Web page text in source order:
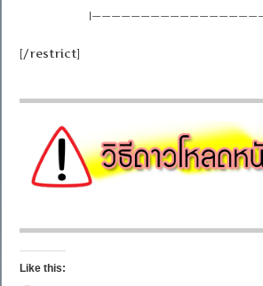
[/restrict]
Like this: